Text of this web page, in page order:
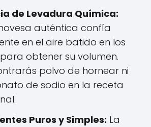
de Levadura Química:
auténtica confía
en el aire batido en los
obtener su volumen.
polvo de hornear ni
de sodio en la receta
Puros y Simples: La